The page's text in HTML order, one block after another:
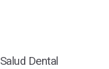
Salud Dental